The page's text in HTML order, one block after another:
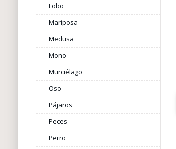
Lobo
Mariposa
Medusa
Mono
Murciélago
Oso
Pájaros
Peces
Perro